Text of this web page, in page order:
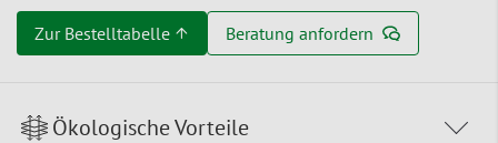
Zur Bestelltabelle ↑ Beratung anfordern
Ökologische Vorteile